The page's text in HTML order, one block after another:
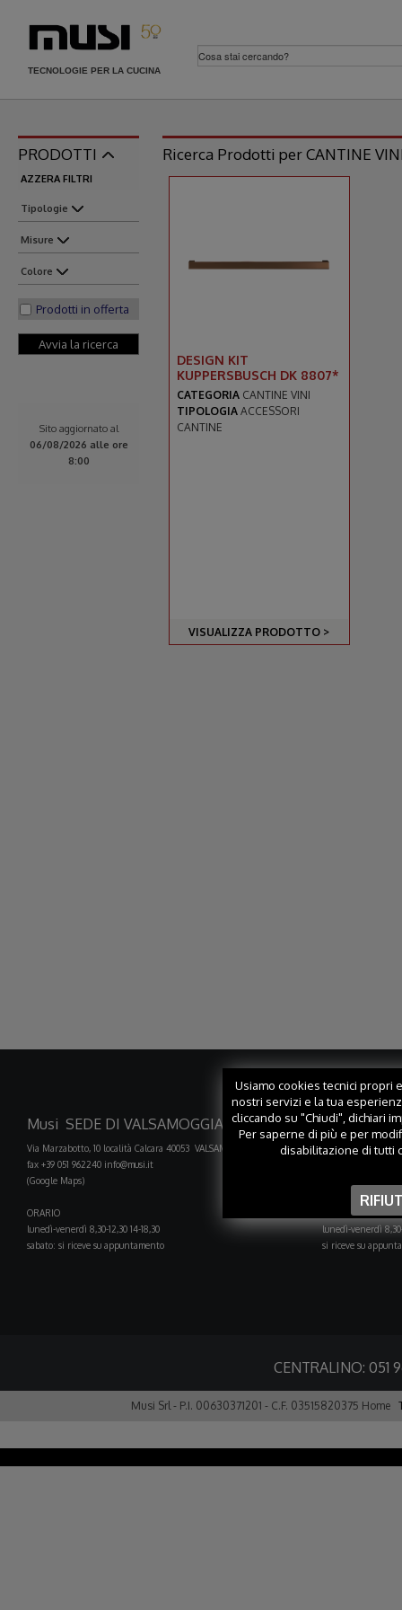
TECNOLOGIE PER LA CUCINA
PRODOTTI
AZZERA FILTRI
Tipologie
Misure
Colore
Prodotti in offerta
Sito aggiornato al
06/08/2026 alle ore
8:00
Ricerca Prodotti per CANTINE
DESIGN KIT
KUPPERSBUSCH DK 8807*
CATEGORIA CANTINE VINI
TIPOLOGIA ACCESSORI
CANTINE
VISUALIZZA PRODOTTO >
Musi SEDE DI VALSAMOGGIA (BO)
Via Marzabotto, 10 località Calcara 40053 VALSAMOGGIA
fax +39 051 962240 info@musi.it
(Google Maps)
ORARIO
lunedì-venerdì 8,30-12,30 14-18,30
sabato: si riceve su appuntamento
Musi
Via B. Franklin, 31
ORARIO
lunedì-venerdì 8,30-
si riceve su
CENTRALINO: 051
Musi Srl - P.I. 00630371201 - C.F. 03515820375 Home
Usiamo cookies tecnici propri
nostri servizi e la tua
cliccando su "Chiudi", dichiari
Per saperne di più e per
disabilitazione di tutti